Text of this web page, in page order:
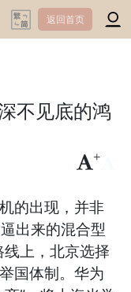
返回首页
不见底的鸿
+
的出现，并非
出来的混合型
上，北京选择
国体制。华为